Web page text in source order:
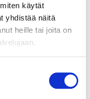
käytät
yhdistää näitä
heille tai joita on
on Evidence-